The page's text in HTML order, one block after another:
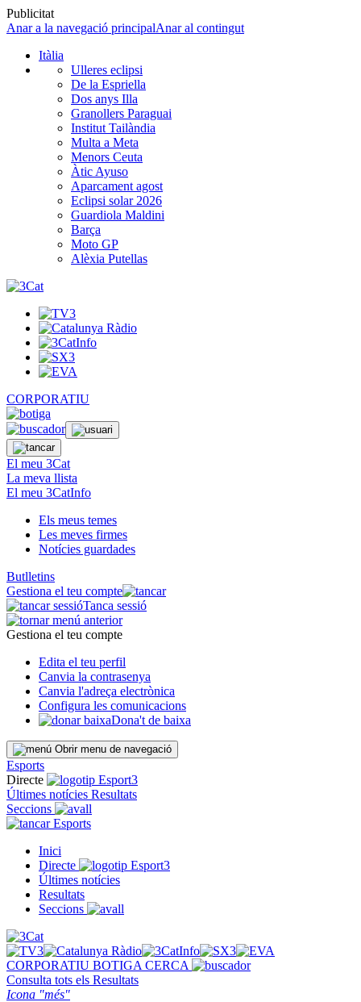
Publicitat
Anar a la navegació principalAnar al contingut
Itàlia
Ulleres eclipsi
De la Espriella
Dos anys Illa
Granollers Paraguai
Institut Tailàndia
Multa a Meta
Menors Ceuta
Àtic Ayuso
Aparcament agost
Eclipsi solar 2026
Guardiola Maldini
Barça
Moto GP
Alèxia Putellas
CORPORATIU
El meu 3Cat
La meva llista
El meu 3CatInfo
Els meus temes
Les meves firmes
Notícies guardades
Butlletins
Gestiona el teu compte
Tanca sessió
Gestiona el teu compte
Edita el teu perfil
Canvia la contrasenya
Canvia l'adreça electrònica
Configura les comunicacions
Dona't de baixa
Obrir menu de navegació
Esports
Directe
Últimes notícies Resultats
Seccions
Esports
Inici
Directe
Últimes notícies
Resultats
Seccions
CORPORATIU BOTIGA CERCA
Consulta tots els Resultats
Icona "més"